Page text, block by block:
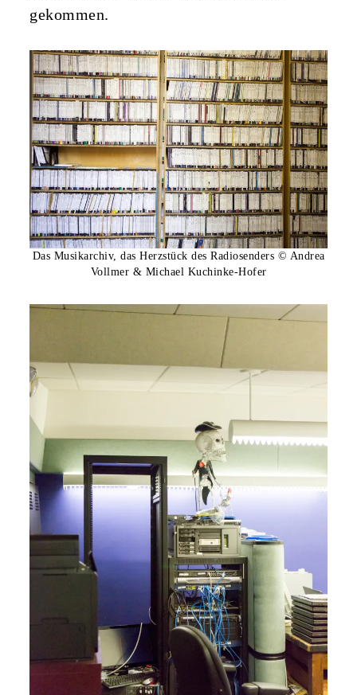
gekommen.
Das Musikarchiv, das Herzstück des Radiosenders © Andrea
Vollmer & Michael Kuchinke-Hofer